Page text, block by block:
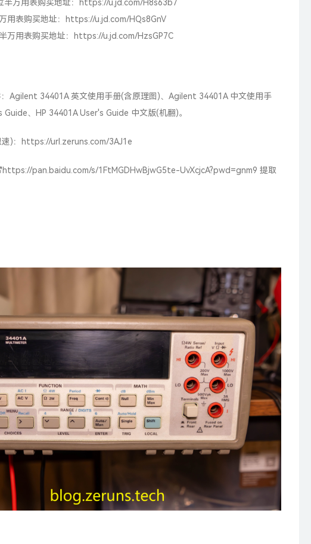
高精度的测量功能，如6.5位分辨率，能够进行直流/交流电压、直流/交流电
，最大输入电流为3A。此外，它还具备如数学运算、连续性测试、二
伦（Agilent）和是德科技（Keysight）这三家公司与34401A的关系，
。这三家公司之间的关系是，安捷伦科技原本是惠普的一个部门，后来在
（是德科技），而其生命科学、化学分析和诊断部门继续以Agilent
技）的名义运营。
万用表购买地址：
：Agilent 34401A 英文使用手册(含原理图)、Agilent 34401A 中文使用手
Guide、HP 34401A User's Guide 中文版(机翻)。
)： https://url.zeruns.com/3AJ1e
https://pan.baidu.com/s/1FtMGDHwBjwG5te-UvXcjcA?pwd=gnm9提取